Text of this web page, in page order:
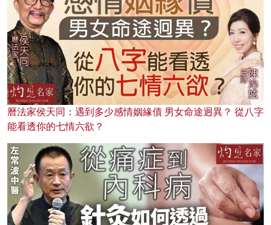
曆法家侯天同：遇到多少感情姻緣債 男女命途迥異？ 從八字
能看透你的七情六欲？